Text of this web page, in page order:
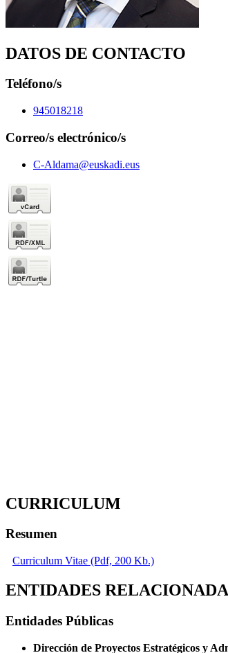
DATOS DE CONTACTO
Teléfono/s
945018218
Correo/s electrónico/s
C-Aldama@euskadi.eus
CURRICULUM
Resumen
Curriculum Vitae (Pdf, 200 Kb.)
ENTIDADES
Entidades Públicas
Dirección de Proyectos Estratégicos y